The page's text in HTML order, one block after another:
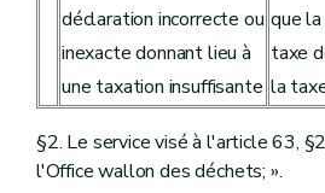
déclaration incorrecte ou
inexacte donnant lieu à
une taxation insuffisante
que
taxe
la
§2. Le service visé à l'article 63,
l'Office wallon des déchets; ».